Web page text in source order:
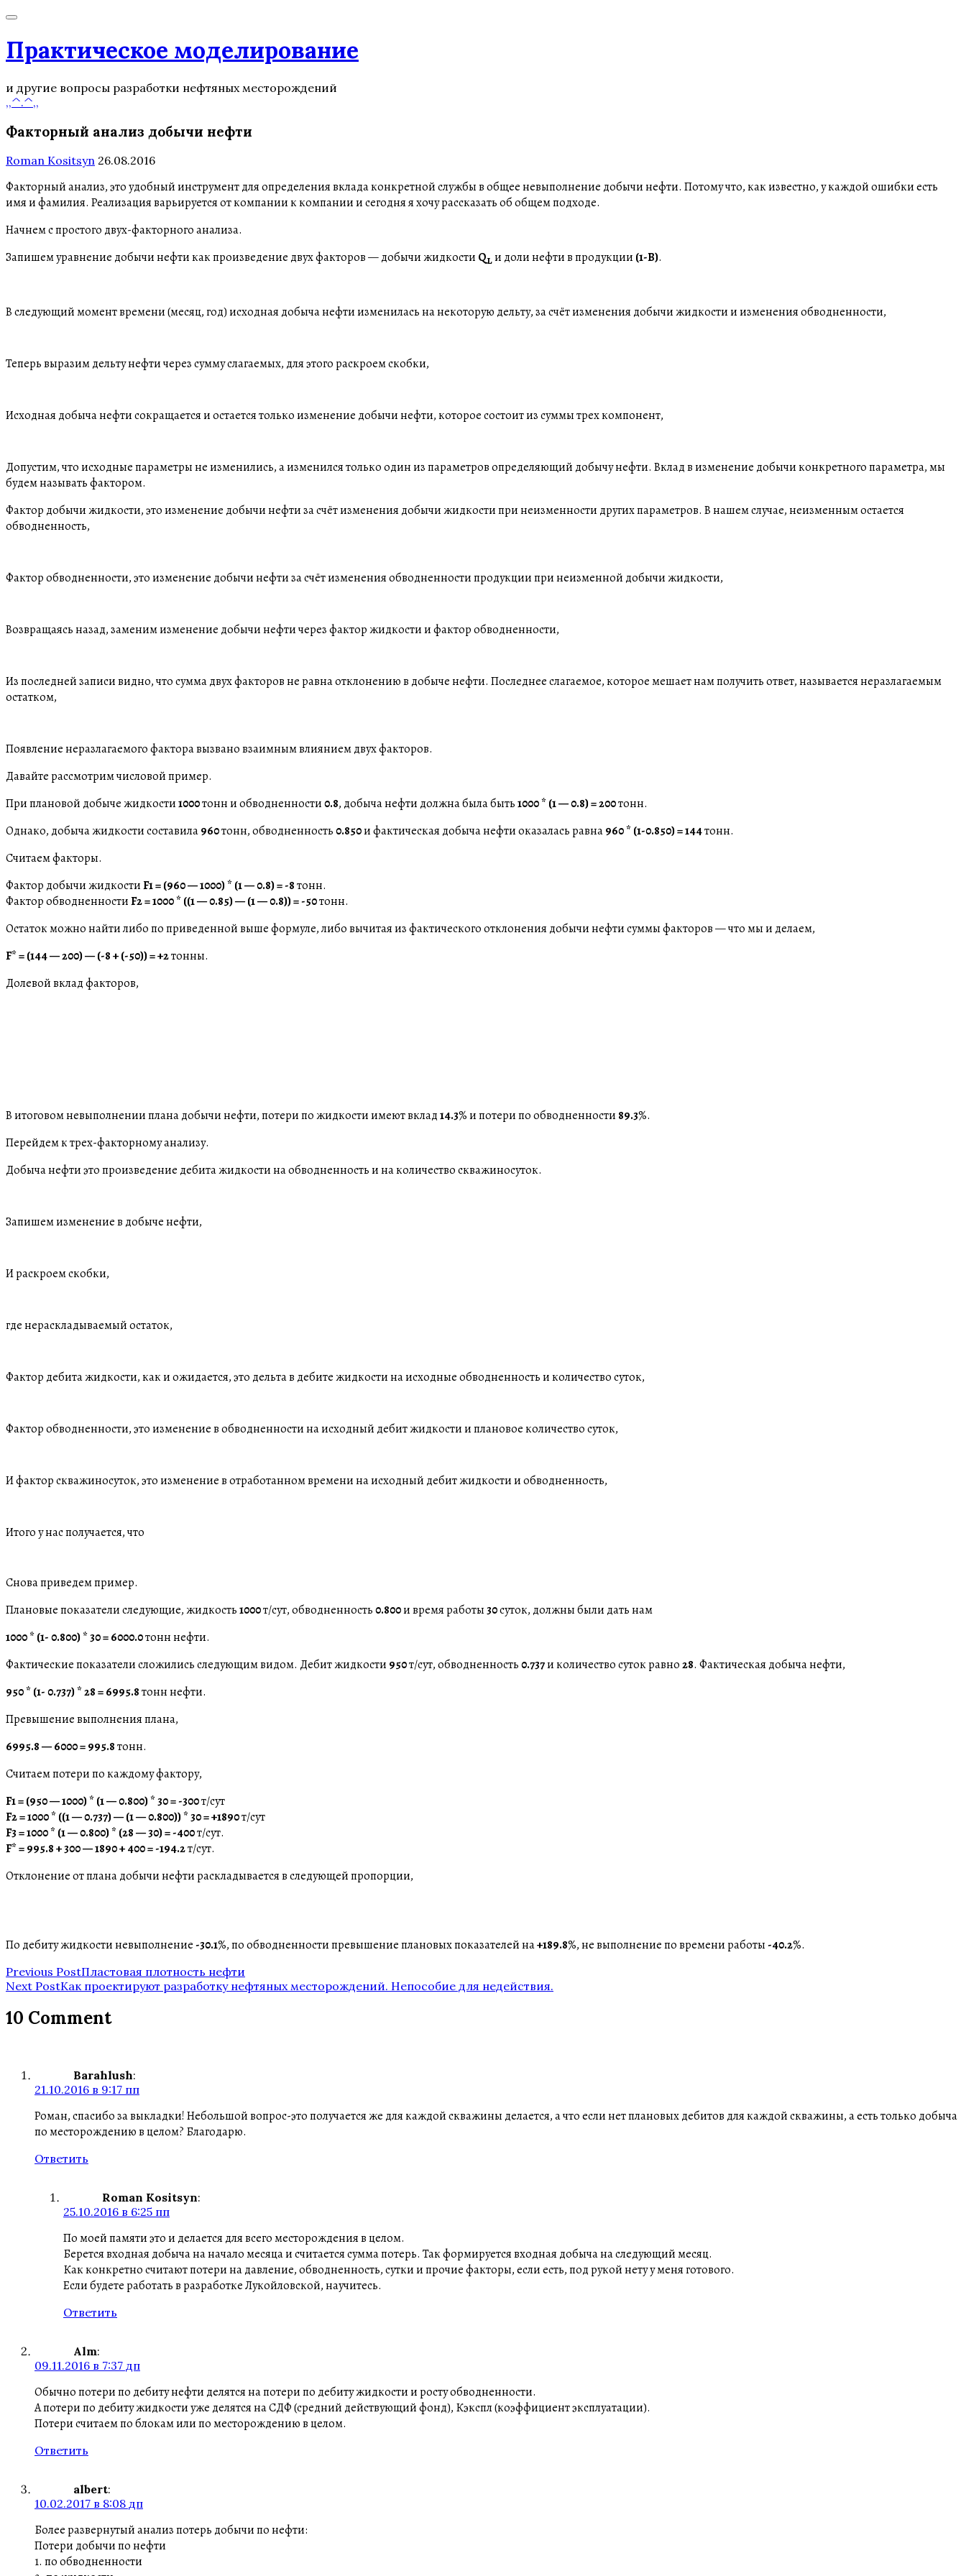
Практическое моделирование
и другие вопросы разработки нефтяных месторождений
,,^.^,,
Факторный анализ добычи нефти
Roman Kositsyn 26.08.2016
Факторный анализ, это удобный инструмент для определения вклада конкретной службы в общее невыполнение добычи нефти. Потому что, как известно, у каждой ошибки есть
имя и фамилия. Реализация варьируется от компании к компании и сегодня я хочу рассказать об общем подходе.
Начнем с простого двух-факторного анализа.
Запишем уравнение добычи нефти как произведение двух факторов — добычи жидкости QLи доли нефти в продукции (1-B).
В следующий момент времени (месяц, год) исходная добыча нефти изменилась на некоторую дельту, за счёт изменения добычи жидкости и изменения обводненности,
Теперь выразим дельту нефти через сумму слагаемых, для этого раскроем скобки,
Исходная добыча нефти сокращается и остается только изменение добычи нефти, которое состоит из суммы трех компонент,
Допустим, что исходные параметры не изменились, а изменился только один из параметров определяющий добычу нефти. Вклад в изменение добычи конкретного параметра, мы
будем называть фактором.
Фактор добычи жидкости, это изменение добычи нефти за счёт изменения добычи жидкости при неизменности других параметров. В нашем случае, неизменным остается
обводненность,
Фактор обводненности, это изменение добычи нефти за счёт изменения обводненности продукции при неизменной добычи жидкости,
Возвращаясь назад, заменим изменение добычи нефти через фактор жидкости и фактор обводненности,
Из последней записи видно, что сумма двух факторов не равна отклонению в добыче нефти. Последнее слагаемое, которое мешает нам получить ответ, называется неразлагаемым
остатком,
Появление неразлагаемого фактора вызвано взаимным влиянием двух факторов.
Давайте рассмотрим числовой пример.
При плановой добыче жидкости1000тонн и обводненности0.8, добыча нефти должна была быть1000 * (1 — 0.8) = 200тонн.
Однако, добыча жидкости составила960тонн, обводненность0.850и фактическая добыча нефти оказалась равна960 * (1-0.850) = 144тонн.
Считаем факторы.
Фактор добычи жидкостиF1 = (960 — 1000) * (1 — 0.8) = -8тонн.
Фактор обводненностиF2 = 1000 * ((1 — 0.85) — (1 — 0.8)) = -50тонн.
Остаток можно найти либо по приведенной выше формуле, либо вычитая из фактического отклонения добычи нефти суммы факторов — что мы и делаем,
F* = (144 — 200) — (-8 + (-50)) = +2тонны.
Долевой вклад факторов,
В итоговом невыполнении плана добычи нефти, потери по жидкости имеют вклад14.3% и потери по обводненности 89.3%.
Перейдем к трех-факторному анализу.
Добыча нефти это произведение дебита жидкости на обводненность и на количество скважиносуток.
Запишем изменение в добыче нефти,
И раскроем скобки,
где нераскладываемый остаток,
Фактор дебита жидкости, как и ожидается, это дельта в дебите жидкости на исходные обводненность и количество суток,
Фактор обводненности, это изменение в обводненности на исходный дебит жидкости и плановое количество суток,
И фактор скважиносуток, это изменение в отработанном времени на исходный дебит жидкости и обводненность,
Итого у нас получается, что
Снова приведем пример.
Плановые показатели следующие, жидкость1000т/сут, обводненность0.800и время работы30суток, должны были дать нам
1000 * (1- 0.800) * 30 = 6000.0тонн нефти.
Фактические показатели сложились следующим видом. Дебит жидкости 950т/сут, обводненность0.737и количество суток равно28. Фактическая добыча нефти,
950 * (1- 0.737) * 28 = 6995.8тонн нефти.
Превышение выполнения плана,
6995.8 — 6000 = 995.8тонн.
Считаем потери по каждому фактору,
F1 = (950 — 1000) * (1 — 0.800) * 30 = -300т/сут
F2 = 1000 * ((1 — 0.737) — (1 — 0.800)) * 30 = +1890т/сут
F3 = 1000 * (1 — 0.800) * (28 — 30) = -400т/сут.
F* = 995.8 + 300 — 1890 + 400 = -194.2т/сут.
Отклонение от плана добычи нефти раскладывается в следующей пропорции,
По дебиту жидкости невыполнение-30.1%, по обводненности превышение плановых показателей на+189.8%, не выполнение по времени работы-40.2%.
Post
navigation
Previous PostПластовая плотность нефти
Next PostКак проектируют разработку нефтяных месторождений. Непособие для недействия.
10 Comment
Barahlush:
21.10.2016 в 9:17 пп
Роман, спасибо за выкладки! Небольшой вопрос-это получается же для каждой скважины делается, а что если нет плановых дебитов для каждой скважины, а есть только добыча
по месторождению в целом? Благодарю.
Ответить
Roman Kositsyn:
25.10.2016 в 6:25 пп
По моей памяти это и делается для всего месторождения в целом.
Берется входная добыча на начало месяца и считается сумма потерь. Так формируется входная добыча на следующий месяц.
Как конкретно считают потери на давление, обводненность, сутки и прочие факторы, если есть, под рукой нету у меня готового.
Если будете работать в разработке Лукойловской, научитесь.
Ответить
Alm:
09.11.2016 в 7:37 дп
Обычно потери по дебиту нефти делятся на потери по дебиту жидкости и росту обводненности.
А потери по дебиту жидкости уже делятся на СДФ (средний действующий фонд), Кэкспл (коэффициент эксплуатации).
Потери считаем по блокам или по месторождению в целом.
Ответить
albert:
10.02.2017 в 8:08 дп
Более развернутый анализ потерь добычи по нефти:
Потери добычи по нефти
1. по обводненности